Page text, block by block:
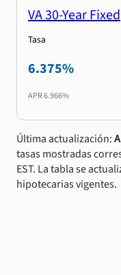
VA 30-Year Fixed
Tasa
6.375%
APR6.966%
Última actualización:
tasas mostradas
EST. La tabla se
hipotecarias vigentes.